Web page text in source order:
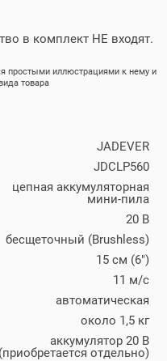
в комплект НЕ входят.
простыми иллюстрациями к нему и
товара
JADEVER
JDCLP560
цепная аккумуляторная
мини-пила
20 В
бесщеточный (Brushless)
15 см (6")
11 м/с
автоматическая
около 1,5 кг
аккумулятор 20 В
(приобретается отдельно)